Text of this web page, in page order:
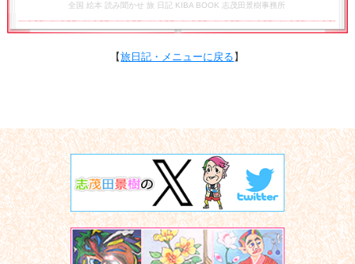
全国 絵本 読み聞かせ 旅 日記 KIBA BOOK 志茂田景樹事務所
【旅日記・メニューに戻る 】